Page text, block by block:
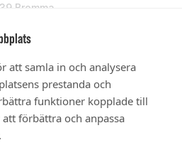
att samla in och analysera
prestanda och
funktioner kopplade till
förbättra och anpassa
Bromma